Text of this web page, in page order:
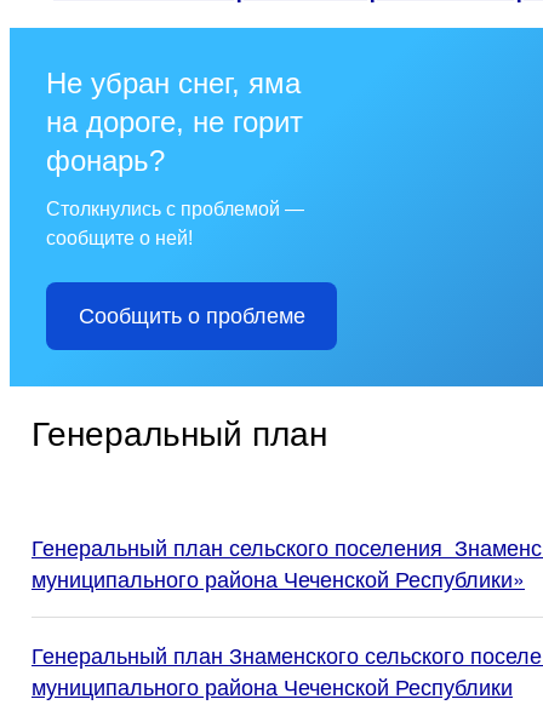
Не убран снег, яма
на дороге, не горит
фонарь?
Столкнулись с проблемой —
сообщите о ней!
Сообщить о проблеме
Генеральный план
Генеральный план сельского поселения
муниципального района Чеченской Республики»
Генеральный план Знаменского сельского
муниципального района Чеченской Республики